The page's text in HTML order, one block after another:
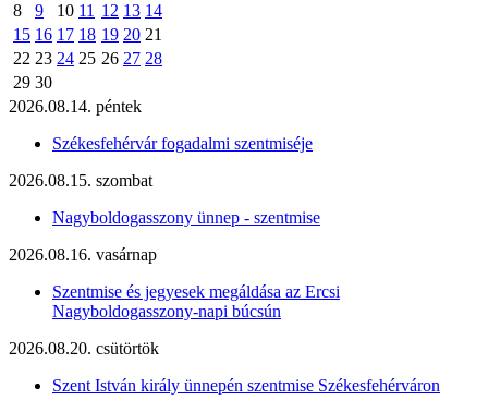
8
9 10 11 12 13 14
15 16 17 18 19 20 21
22 23 24 25 26 27 28
29 30
2026.08.14. péntek
Székesfehérvár fogadalmi szentmiséje
2026.08.15. szombat
Nagyboldogasszony ünnep - szentmise
2026.08.16. vasárnap
Szentmise és jegyesek megáldása az Ercsi
Nagyboldogasszony-napi búcsún
2026.08.20. csütörtök
Szent István király ünnepén szentmise Székesfehérváron